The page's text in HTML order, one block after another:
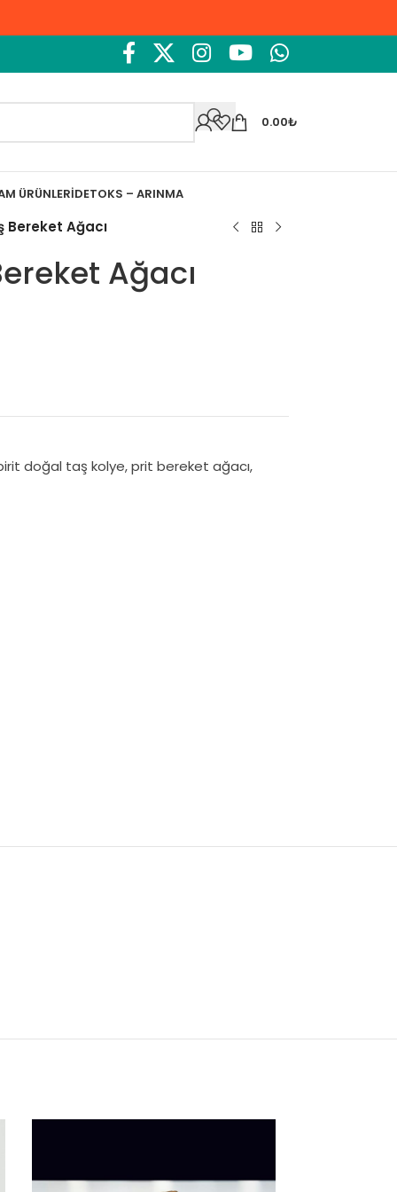
0.00₺
ÜRÜNLERIDETOKS – ARINMA
Bereket Ağacı
Ağacı
doğal taş kolye,prit bereket ağacı,